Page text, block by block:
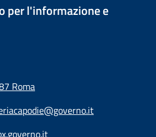
per l'informazione e
Roma